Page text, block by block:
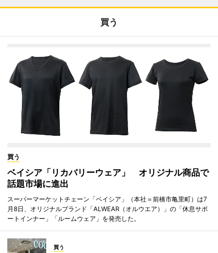
買う
買う
ベイシア「リカバリーウェア」 オリジナル商品で
話題市場に進出
スーパーマーケットチェーン「ベイシア」（本社＝前橋市亀里町）は7
月8日、オリジナルブランド「ALWEAR（オルウエア）」の「休息サポ
ートインナー」「ルームウェア」を発売した。
買う